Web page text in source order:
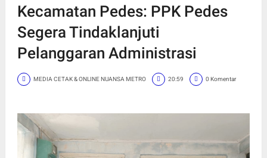
Kecamatan Pedes: PPK Pedes
Segera Tindaklanjuti
Pelanggaran Administrasi
MEDIA CETAK & ONLINE NUANSA METRO 20:59 0 Komentar